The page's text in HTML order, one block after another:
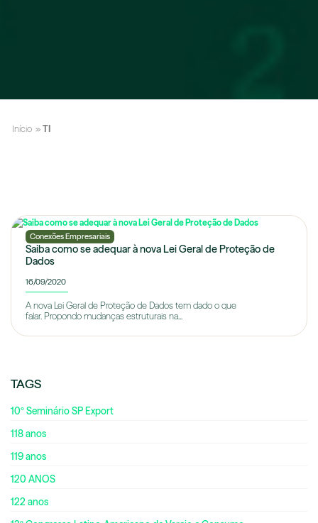
Início » TI
Conexões Empresariais
Saiba como se adequar à nova Lei Geral de Proteção de
Dados
16/09/2020
A nova Lei Geral de Proteção de Dados tem dado o que
falar. Propondo mudanças estruturais na...
TAGS
10º Seminário SP Export
118 anos
119 anos
120 ANOS
122 anos